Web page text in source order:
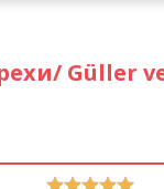
Güller